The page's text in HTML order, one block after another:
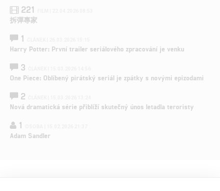
221
拆彈專家
1
Harry Potter: První trailer seriálového zpracování je venku
3
One Piece: Oblíbený pirátský seriál je zpátky s novými epizodami
2
Nová dramatická série přiblíží skutečný únos letadla teroristy
1
Adam Sandler